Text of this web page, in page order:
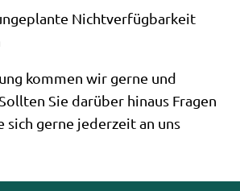
Nichtverfügbarkeit
kommen wir gerne und
Sie darüber hinaus Fragen
sich gerne jederzeit an uns